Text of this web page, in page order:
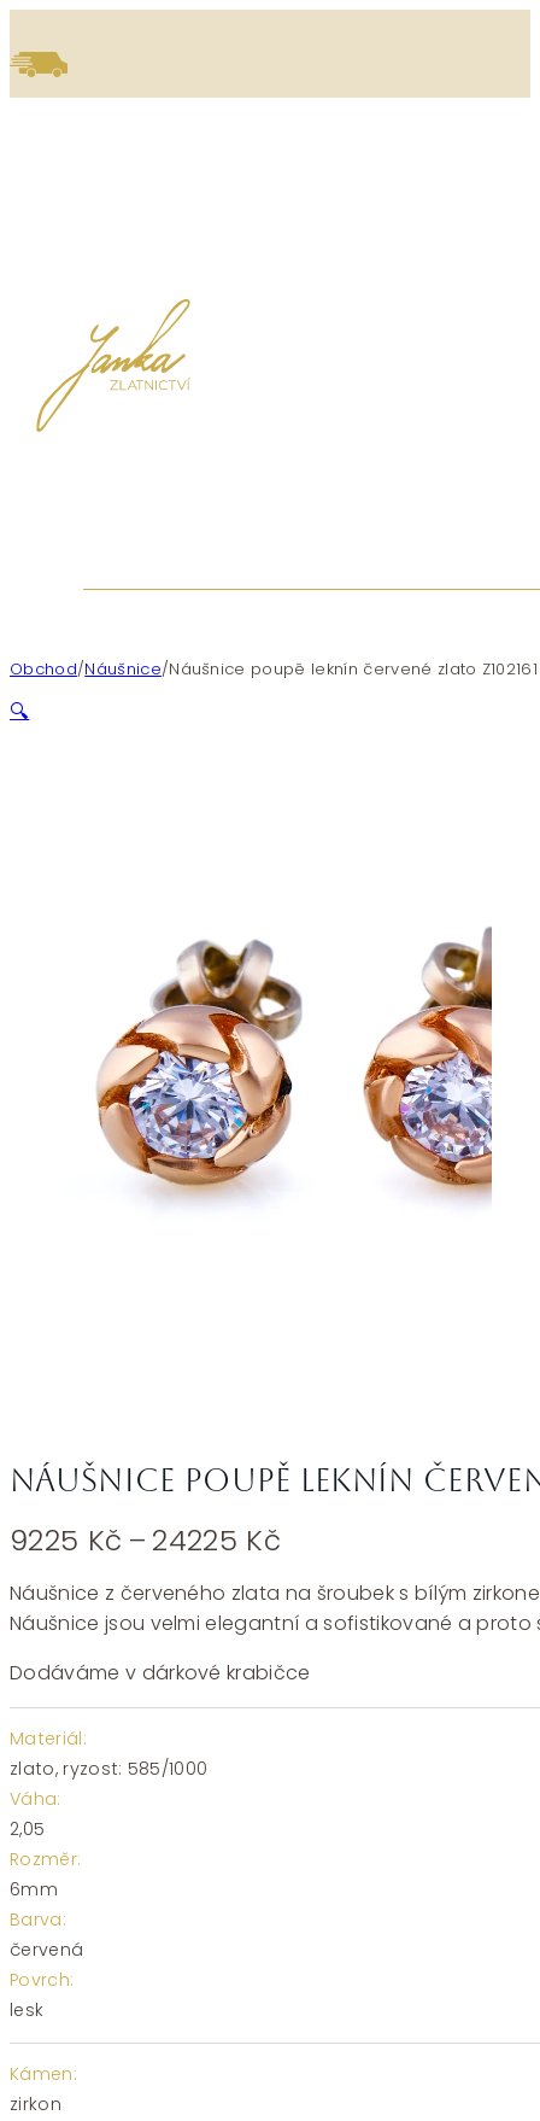
Obchod/Náušnice/Náušnice poupě leknín červené zlato Z102161
🔍
Náušnice poupě leknín
9225 Kč – 24225 KčRozpětí
9225 Kč
až
24225 Kč
Náušnice z červeného zlata na šroubek s bílým
Náušnice jsou velmi elegantní a sofistikované a proto
Dodáváme v dárkové krabičce
Materiál:
zlato, ryzost: 585/1000
Váha:
2,05
Rozměr:
6mm
Barva:
červená
Povrch:
lesk
Kámen:
zirkon